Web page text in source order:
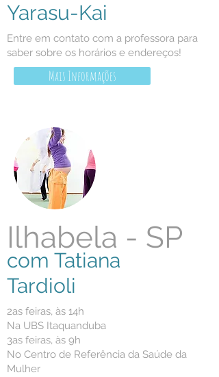
Yarasu-Kai
Entre em contato com a professora para
saber sobre os horários e endereços!
Mais Informações
Ilhabela - SP
com Tatiana
Tardioli
2as feiras, às 14h
Na UBS Itaquanduba
3as feiras, às 9h
No Centro de Referência da Saúde da
Mulher